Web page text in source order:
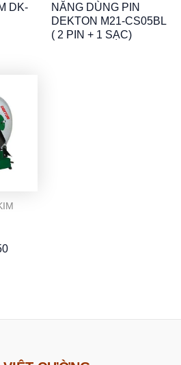
DK-
NĂNG DÙNG PIN
DEKTON M21-CS05BL
( 2 PIN + 1 SẠC)